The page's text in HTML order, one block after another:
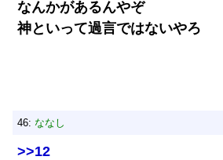
なんかがあるんやぞ
神といって過言ではないやろ
46: ななし
>>12